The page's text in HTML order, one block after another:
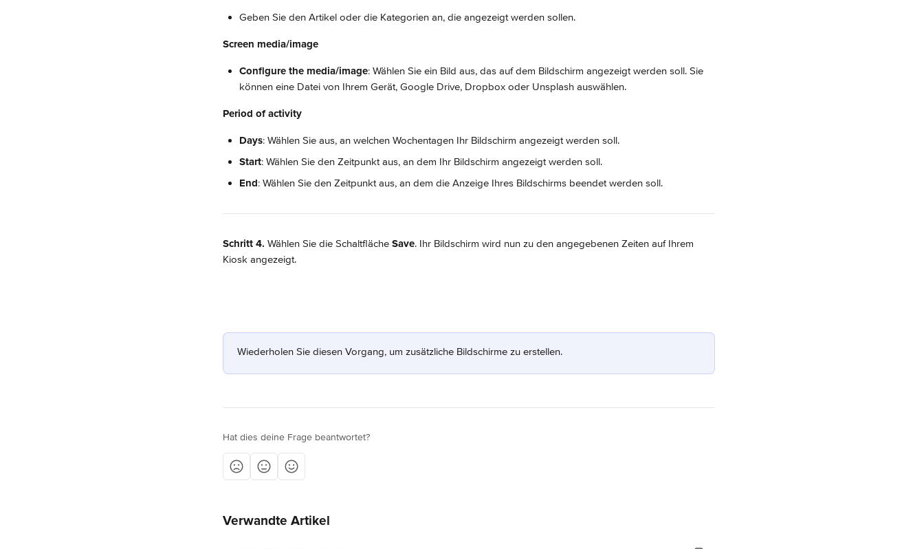
Geben Sie den Artikel oder die Kategorien an, die angezeigt werden sollen.
Screen media/image
Configure the media/image: Wählen Sie ein Bild aus, das auf dem Bildschirm angezeigt werden soll. Sie
können eine Datei von Ihrem Gerät, Google Drive, Dropbox oder Unsplash auswählen.
Period of activity
Days: Wählen Sie aus, an welchen Wochentagen Ihr Bildschirm angezeigt werden soll.
Start: Wählen Sie den Zeitpunkt aus, an dem Ihr Bildschirm angezeigt werden soll.
End: Wählen Sie den Zeitpunkt aus, an dem die Anzeige Ihres Bildschirms beendet werden soll.
Schritt 4. Wählen Sie die Schaltfläche Save. Ihr Bildschirm wird nun zu den angegebenen Zeiten auf Ihrem
Kiosk angezeigt.
Wiederholen Sie diesen Vorgang, um zusätzliche Bildschirme zu erstellen.
Hat dies deine Frage beantwortet?
Verwandte Artikel